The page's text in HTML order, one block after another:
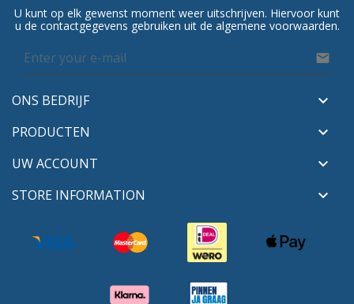
U kunt op elk gewenst moment weer uitschrijven. Hiervoor kunt
u de contactgegevens gebruiken uit de algemene voorwaarden.

ONS BEDRIJF 
PRODUCTEN 
UW ACCOUNT 
STORE INFORMATION 